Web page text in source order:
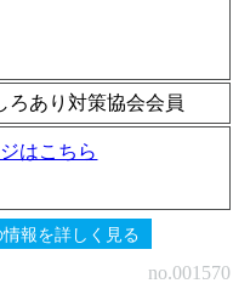
ろあり対策協会会員
はこちら
報を詳しく見る
no.001570